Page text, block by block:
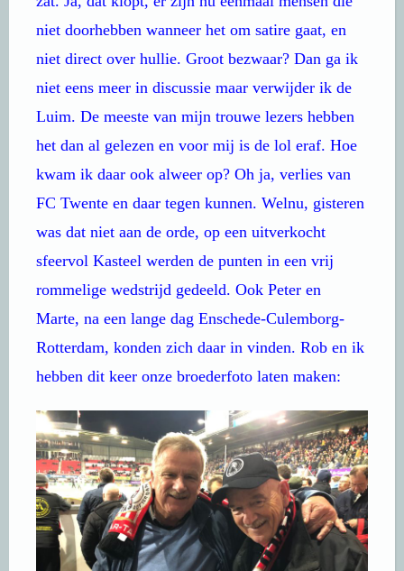
niet doorhebben wanneer het om satire gaat, en
niet direct over hullie. Groot bezwaar? Dan ga ik
niet eens meer in discussie maar verwijder ik de
Luim. De meeste van mijn trouwe lezers hebben
het dan al gelezen en voor mij is de lol eraf. Hoe
kwam ik daar ook alweer op? Oh ja, verlies van
FC Twente en daar tegen kunnen. Welnu, gisteren
was dat niet aan de orde, op een uitverkocht
sfeervol Kasteel werden de punten in een vrij
rommelige wedstrijd gedeeld. Ook Peter en
Marte, na een lange dag Enschede-Culemborg-
Rotterdam, konden zich daar in vinden. Rob en ik
hebben dit keer onze broederfoto laten maken: